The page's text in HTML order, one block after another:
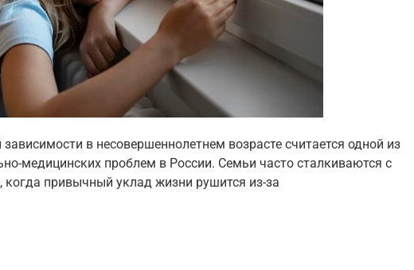
в несовершеннолетнем возрасте считается одной из
медицинских проблем в России. Семьи часто сталкиваются с
когда привычный уклад жизни рушится из-за